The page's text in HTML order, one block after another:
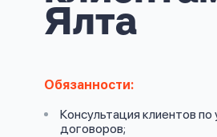
Ялта
Обязанности:
Консультация клиентов
договоров;